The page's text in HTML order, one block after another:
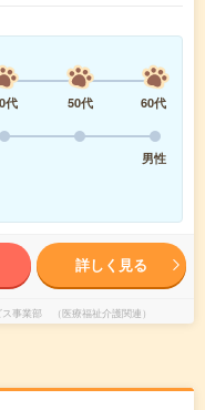
代 50代
60代
男性
詳しく見る
事業部 （医療福祉介護関連）